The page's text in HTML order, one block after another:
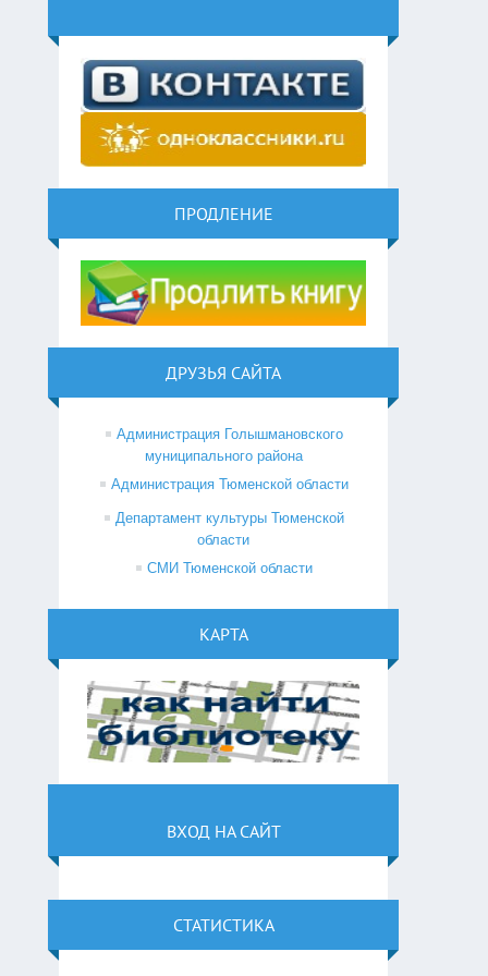
ПРОДЛЕНИЕ
ДРУЗЬЯ САЙТА
Администрация Голышмановского
муниципального района
Администрация Тюменской области
Департамент культуры Тюменской
области
СМИ Тюменской области
КАРТА
ВХОД НА САЙТ
СТАТИСТИКА